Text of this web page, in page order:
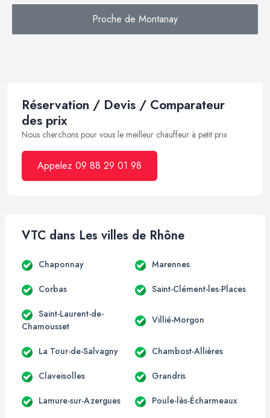
Proche de Montanay
Réservation / Devis / Comparateur
des prix
Nous cherchons pour vous le meilleur chauffeur à petit prix
Appelez 09 88 29 01 98
VTC dans Les villes de Rhône
Chaponnay Marennes
Corbas Saint-Clément-les-Places
Saint-Laurent-de-
Chamousset
Villié-Morgon
La Tour-de-Salvagny Chambost-Allières
Claveisolles Grandris
Lamure-sur-Azergues Poule-lès-Écharmeaux